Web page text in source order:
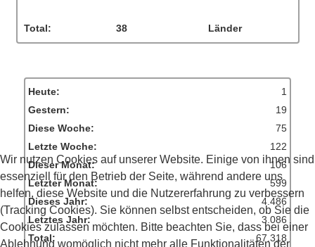
Total: 38 Länder
Heute:
1
Gestern:
19
Diese Woche:
75
Letzte Woche:
122
Dieser Monat:
106
Letzter Monat:
599
Dieses Jahr:
4.486
Letztes Jahr:
3.086
Total:
67.318
Wir nutzen Cookies auf unserer Website. Einige von ihnen sind
essenziell für den Betrieb der Seite, während andere uns
helfen, diese Website und die Nutzererfahrung zu verbessern
(Tracking Cookies). Sie können selbst entscheiden, ob Sie die
Cookies zulassen möchten. Bitte beachten Sie, dass bei einer
Ablehnung womöglich nicht mehr alle Funktionalitäten der